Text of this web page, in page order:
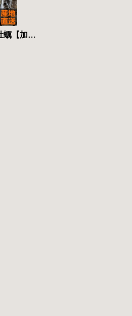
【みちのく三陸産】牡蠣【加熱用】 【殻付き冷凍牡蠣 １５kg /箱】 送料無料